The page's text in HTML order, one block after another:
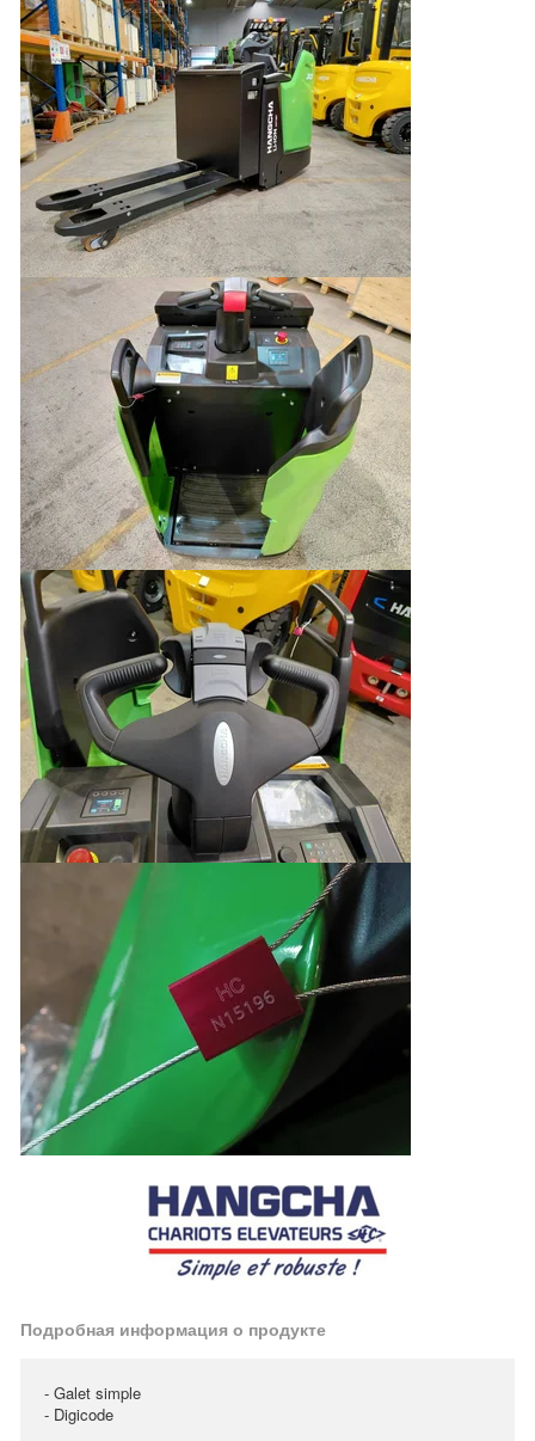
Подробная информация о продукте
- Galet simple
- Digicode